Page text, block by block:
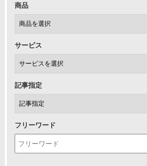
商品
サービス
記事指定
フリーワード